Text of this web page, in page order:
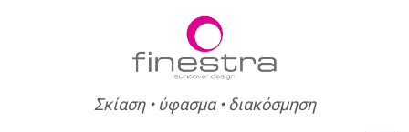
Σκίαση • ύφασμα • διακόσμηση